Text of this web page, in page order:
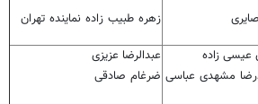
زهره طبیب زاده نماینده تهران
عیسی زاده
مشهدی عباسی
عبدالرضا عزیزی
ضرغام صادقی